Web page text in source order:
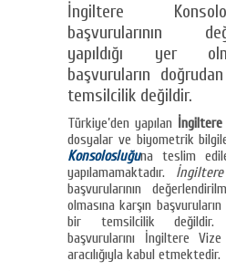
İngiltere
başvurularının
yapıldığı yer
başvuruların
temsilcilik değildir.
Türkiye’den yapılan
dosyalar ve biyometrik
Konsolosluğuna teslim
yapılamamaktadır.
başvurularının
olmasına karşın
bir temsilcilik değildir.
başvurularını İngiltere
aracılığıyla kabul etmektedir.